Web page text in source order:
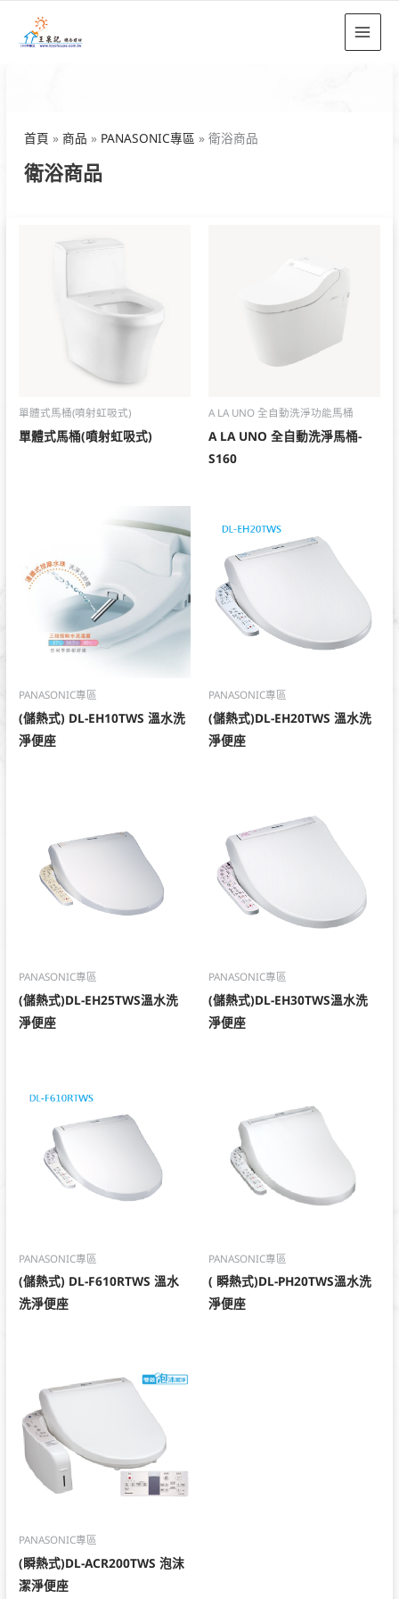
首頁
商品 PANASONIC專區 衛浴商品
衛浴商品
單體式馬桶(噴射虹吸式)
單體式馬桶(噴射虹吸式)
A LA UNO 全自動洗淨功能馬桶
A LA UNO 全自動洗淨馬桶-
S160
PANASONIC專區
(儲熱式) DL-EH10TWS 溫水洗
淨便座
PANASONIC專區
(儲熱式)DL-EH20TWS 溫水洗
淨便座
PANASONIC專區
(儲熱式)DL-EH25TWS溫水洗
淨便座
PANASONIC專區
(儲熱式)DL-EH30TWS溫水洗
淨便座
PANASONIC專區
(儲熱式) DL-F610RTWS 溫水
洗淨便座
PANASONIC專區
( 瞬熱式)DL-PH20TWS溫水洗
淨便座
PANASONIC專區
(瞬熱式)DL-ACR200TWS 泡沫
潔淨便座